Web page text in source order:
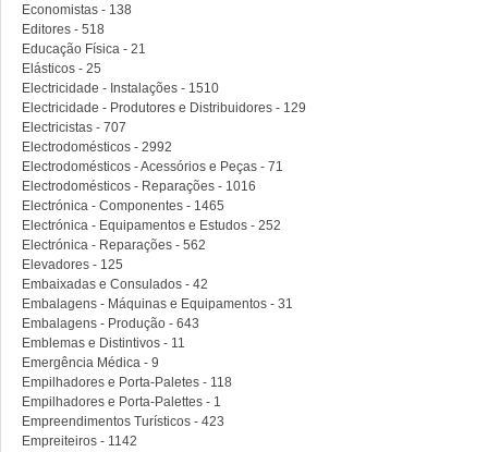
Economistas - 138
Editores - 518
Educação Física - 21
Elásticos - 25
Electricidade - Instalações - 1510
Electricidade - Produtores e Distribuidores - 129
Electricistas - 707
Electrodomésticos - 2992
Electrodomésticos - Acessórios e Peças - 71
Electrodomésticos - Reparações - 1016
Electrónica - Componentes - 1465
Electrónica - Equipamentos e Estudos - 252
Electrónica - Reparações - 562
Elevadores - 125
Embaixadas e Consulados - 42
Embalagens - Máquinas e Equipamentos - 31
Embalagens - Produção - 643
Emblemas e Distintivos - 11
Emergência Médica - 9
Empilhadores e Porta-Paletes - 118
Empilhadores e Porta-Palettes - 1
Empreendimentos Turísticos - 423
Empreiteiros - 1142